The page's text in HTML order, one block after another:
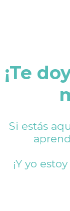
¡Te
Si estás
¡Y yo